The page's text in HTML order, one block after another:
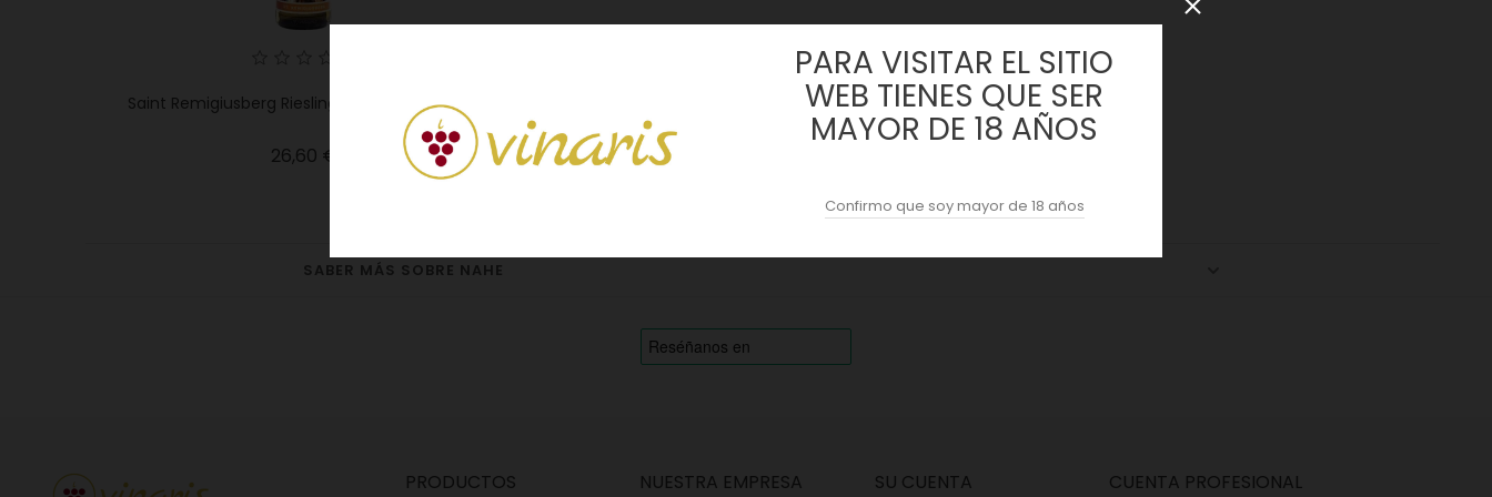
Saint Remigiusberg Riesling Tesch 2019 | Nahe
26,60 €
SABER MÁS SOBRE NAHE
PARA VISITAR EL SITIO
WEB TIENES QUE SER
MAYOR DE 18 AÑOS
Confirmo que soy mayor de 18 años
PRODUCTOS NUESTRA EMPRESA SU CUENTA CUENTA PROFESIONAL